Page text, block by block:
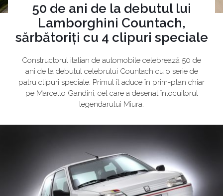
50 de ani de la debutul lui
Lamborghini Countach,
sărbătoriți cu 4 clipuri speciale
Constructorul italian de automobile celebrează 50 de
ani de la debutul celebrului Countach cu o serie de
patru clipuri speciale. Primul îl aduce în prim-plan chiar
pe Marcello Gandini, cel care a desenat înlocuitorul
legendarului Miura.